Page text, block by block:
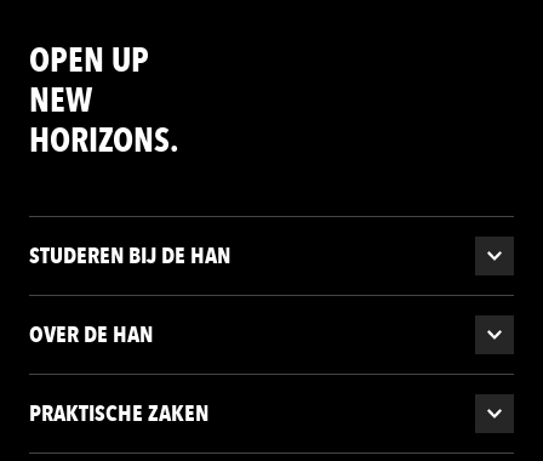
OPEN UP
NEW
HORIZONS.
STUDEREN BIJ DE HAN
OVER DE HAN
PRAKTISCHE ZAKEN